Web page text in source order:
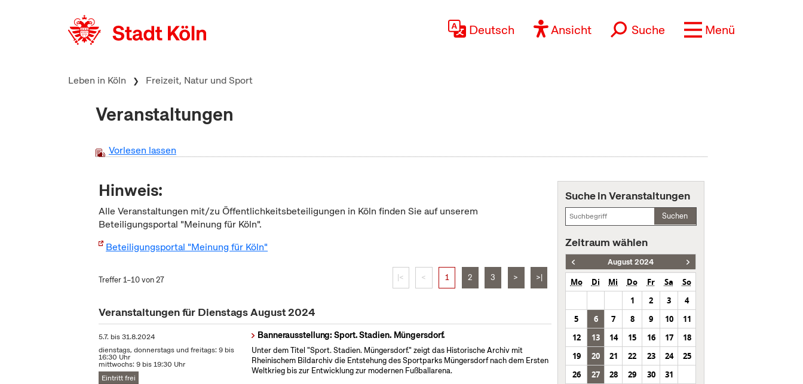
Deutsch Ansicht Suche Menü
Leben in Köln Freizeit, Natur und Sport
Veranstaltungen
Vorlesen lassen
Hinweis:
Alle Veranstaltungen mit/zu Öffentlichkeitsbeteiligungen in Köln finden Sie auf unserem
Beteiligungsportal "Meinung für Köln".
Beteiligungsportal "Meinung für Köln"
Treffer 1–10 von 27 |< < 1 2 3 > >|
Veranstaltungen für Dienstags August 2024
5.7. bis31.8.2024
dienstags, donnerstags und freitags: 9 bis
16:30 Uhr
mittwochs: 9 bis 19:30 Uhr
Eintritt frei
Bannerausstellung: Sport. Stadien. Müngersdorf.
Unter dem Titel "Sport. Stadien. Müngersdorf." zeigt das Historische Archiv mit
Rheinischem Bildarchiv die Entstehung des Sportparks Müngersdorf nach dem Ersten
Weltkrieg bis zur Entwicklung zur modernen Fußballarena.
Suche in Veranstaltungen
Suchen
Zeitraum wählen
August 2024
Mo Di Mi Do Fr Sa
So
1
2 3
4
5
6 7 8 9 10
11
12
13 14 15 16 17
18
19
20 21 22 23 24
25
26
27 28 29 30 31